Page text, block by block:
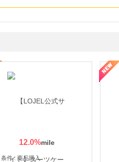
12.0%
条件 : 商品購入
の無料査定